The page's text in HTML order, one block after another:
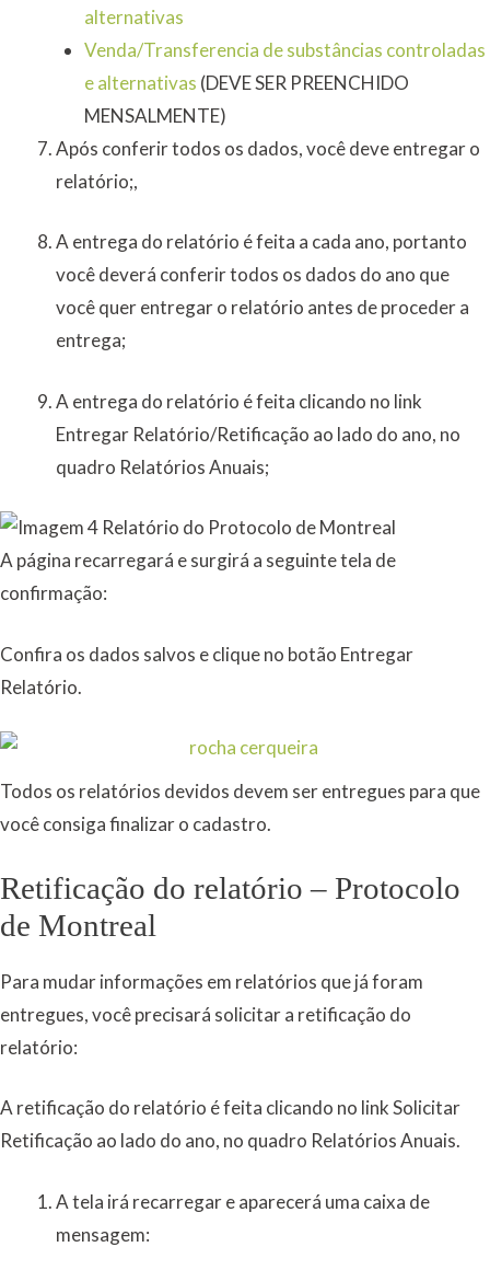
alternativas
Venda/Transferencia de substâncias controladas
e alternativas (DEVE SER PREENCHIDO
MENSALMENTE)
Após conferir todos os dados, você deve entregar o
relatório;,
A entrega do relatório é feita a cada ano, portanto
você deverá conferir todos os dados do ano que
você quer entregar o relatório antes de proceder a
entrega;
A entrega do relatório é feita clicando no link
Entregar Relatório/Retificação ao lado do ano, no
quadro Relatórios Anuais;
A página recarregará e surgirá a seguinte tela de
confirmação:
Confira os dados salvos e clique no botão Entregar
Relatório.
Todos os relatórios devidos devem ser entregues para que
você consiga finalizar o cadastro.
Retificação do relatório – Protocolo
de Montreal
Para mudar informações em relatórios que já foram
entregues, você precisará solicitar a retificação do
relatório:
A retificação do relatório é feita clicando no link Solicitar
Retificação ao lado do ano, no quadro Relatórios Anuais.
A tela irá recarregar e aparecerá uma caixa de
mensagem: